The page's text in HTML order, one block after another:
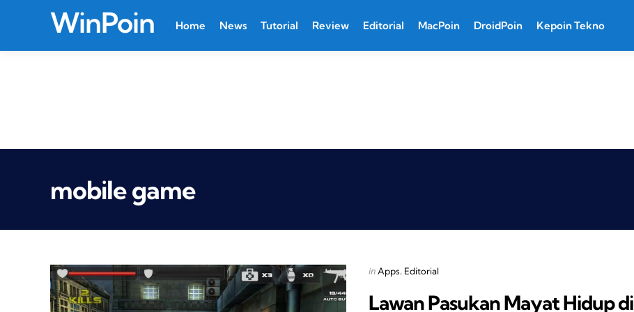
WinPoin Home News Tutorial Review Editorial MacPoin DroidPoin Kepoin Tekno
mobile game
Categories
Posted
inApps Editorial
Lawan Pasukan Mayat Hidup di